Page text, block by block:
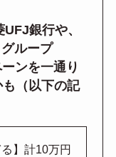
銀行や、
ループ
ンを一通り
（以下の記
】計10万円